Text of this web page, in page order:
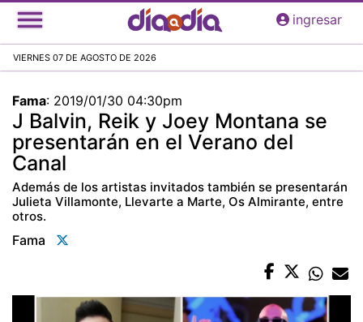
Pasar
al
principal
ingresar
VIERNES 07 DE AGOSTO DE 2026
Fama: 2019/01/30 04:30pm
J Balvin, Reik y Joey Montana se
presentarán en el Verano del
Canal
Además de los artistas invitados también se presentarán
Julieta Villamonte, Llevarte a Marte, Os Almirante, entre
otros.
Fama